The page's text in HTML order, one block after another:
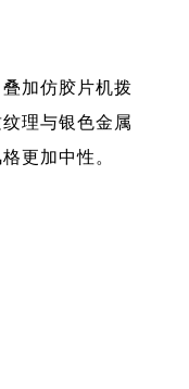
加仿胶片机拨
理与银色金属
更加中性。